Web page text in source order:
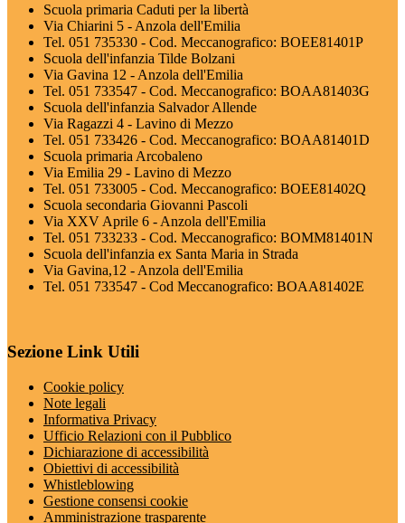
Scuola primaria Caduti per la libertà
Via Chiarini 5 - Anzola dell'Emilia
Tel. 051 735330 - Cod. Meccanografico: BOEE81401P
Scuola dell'infanzia Tilde Bolzani
Via Gavina 12 - Anzola dell'Emilia
Tel. 051 733547 - Cod. Meccanografico: BOAA81403G
Scuola dell'infanzia Salvador Allende
Via Ragazzi 4 - Lavino di Mezzo
Tel. 051 733426 - Cod. Meccanografico: BOAA81401D
Scuola primaria Arcobaleno
Via Emilia 29 - Lavino di Mezzo
Tel. 051 733005 - Cod. Meccanografico: BOEE81402Q
Scuola secondaria Giovanni Pascoli
Via XXV Aprile 6 - Anzola dell'Emilia
Tel. 051 733233 - Cod. Meccanografico: BOMM81401N
Scuola dell'infanzia ex Santa Maria in Strada
Via Gavina,12 - Anzola dell'Emilia
Tel. 051 733547 - Cod Meccanografico: BOAA81402E
Sezione Link Utili
Cookie policy
Note legali
Informativa Privacy
Ufficio Relazioni con il Pubblico
Dichiarazione di accessibilità
Obiettivi di accessibilità
Whistleblowing
Gestione consensi cookie
Amministrazione trasparente